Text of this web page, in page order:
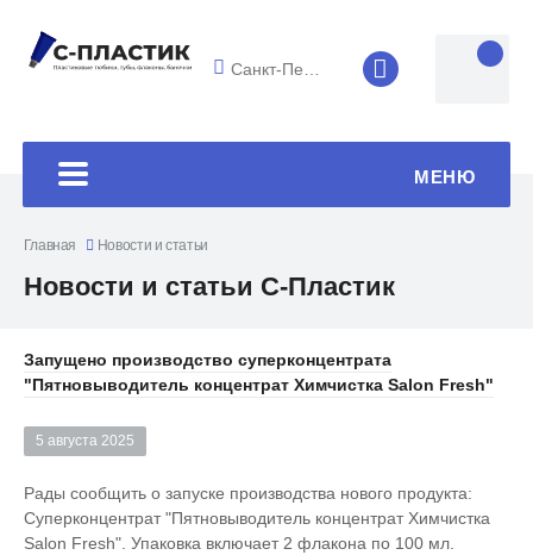
Санкт-Петербург 8 (4852) 33-
МЕНЮ
Главная Новости и статьи
Новости и статьи С-Пластик
Запущено производство суперконцентрата
"Пятновыводитель концентрат Химчистка Salon Fresh"
5 августа 2025
Рады сообщить о запуске производства нового продукта:
Суперконцентрат "Пятновыводитель концентрат Химчистка
Salon Fresh". Упаковка включает 2 флакона по 100 мл.